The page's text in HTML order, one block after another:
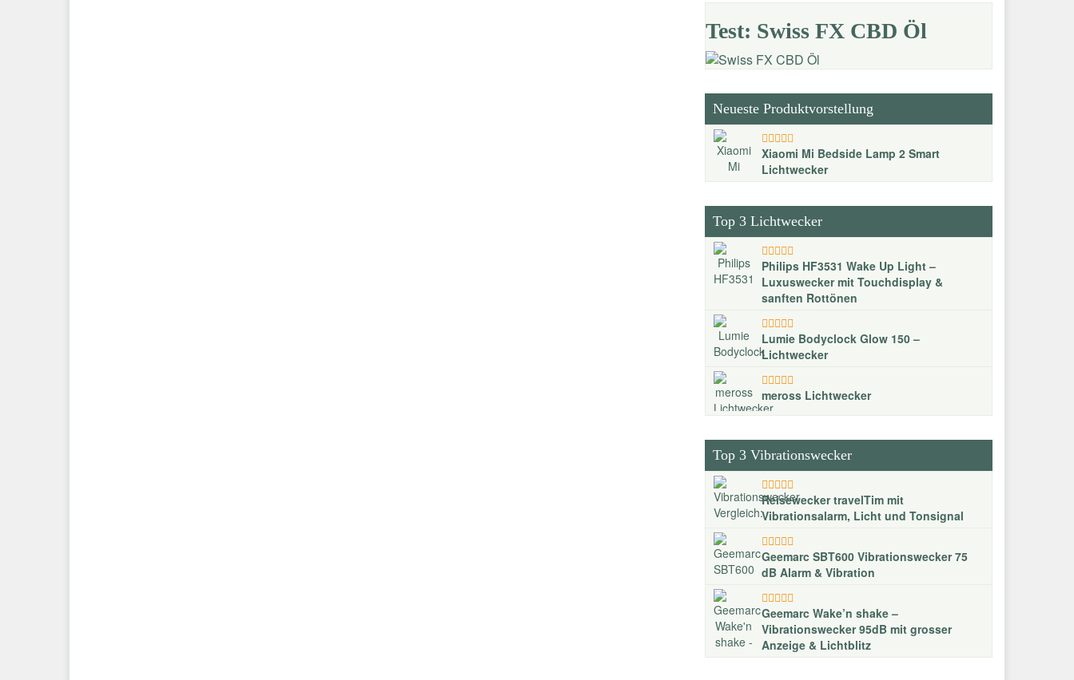
Test: Swiss FX CBD Öl
Neueste Produktvorstellung
Xiaomi Mi Bedside Lamp 2 Smart
Lichtwecker
Top 3 Lichtwecker
Philips HF3531 Wake Up Light –
Luxuswecker mit Touchdisplay &
sanften Rottönen
Lumie Bodyclock Glow 150 –
Lichtwecker
meross Lichtwecker
Top 3 Vibrationswecker
Reisewecker travelTim mit
Vibrationsalarm, Licht und Tonsignal
Geemarc SBT600 Vibrationswecker 75
dB Alarm & Vibration
Geemarc Wake’n shake –
Vibrationswecker 95dB mit grosser
Anzeige & Lichtblitz